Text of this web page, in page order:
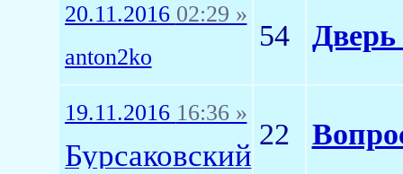
20.11.2016 02:29 »
anton2ko
54 Дверь
19.11.2016 16:36 »
Бурсаковский
22